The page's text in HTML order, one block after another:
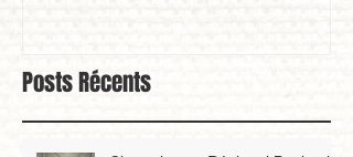
Posts Récents